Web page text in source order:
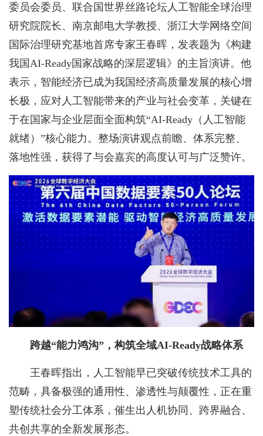
委员会委员、联合国世界丝路论坛人工智能全球治理
研究院院长、南京邮电大学教授、浙江大学网络空间
国际治理研究基地首席专家王春晖，发表题为《构建
我国AI-Ready国家战略的深层逻辑》的主旨演讲。他
表示，智能经济已成为我国经济高质量发展的核心增
长极，应对人工智能带来的产业与社会变革，关键在
于在国家与企业层面全面构筑“AI-Ready（人工智能
就绪）”核心能力。整场演讲观点前瞻、体系完整、
落地性强，获得了与会嘉宾的高度认可与广泛赞许。
跨越“能力鸿沟”，构筑全域AI-Ready战略体系
王春晖指出，人工智能早已突破传统技术工具的
范畴，具备极强的通用性、渗透性与颠覆性，正在重
塑传统社会分工体系，催生出人机协同、跨界融合、
共创共享的全新发展形态。